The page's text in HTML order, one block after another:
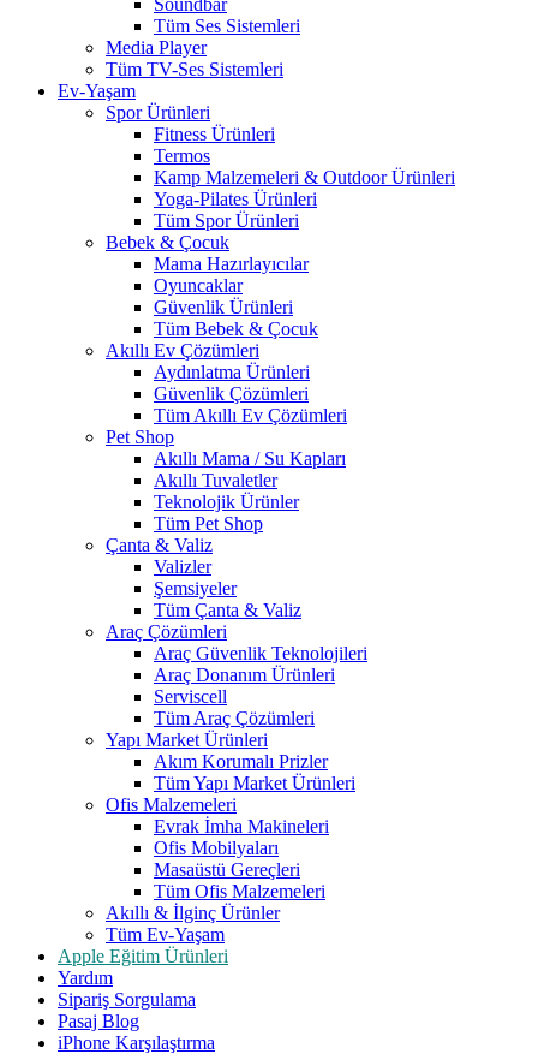
Soundbar
Tüm Ses Sistemleri
Media Player
Tüm TV-Ses Sistemleri
Ev-Yaşam
Spor Ürünleri
Fitness Ürünleri
Termos
Kamp Malzemeleri & Outdoor Ürünleri
Yoga-Pilates Ürünleri
Tüm Spor Ürünleri
Bebek & Çocuk
Mama Hazırlayıcılar
Oyuncaklar
Güvenlik Ürünleri
Tüm Bebek & Çocuk
Akıllı Ev Çözümleri
Aydınlatma Ürünleri
Güvenlik Çözümleri
Tüm Akıllı Ev Çözümleri
Pet Shop
Akıllı Mama / Su Kapları
Akıllı Tuvaletler
Teknolojik Ürünler
Tüm Pet Shop
Çanta & Valiz
Valizler
Şemsiyeler
Tüm Çanta & Valiz
Araç Çözümleri
Araç Güvenlik Teknolojileri
Araç Donanım Ürünleri
Serviscell
Tüm Araç Çözümleri
Yapı Market Ürünleri
Akım Korumalı Prizler
Tüm Yapı Market Ürünleri
Ofis Malzemeleri
Evrak İmha Makineleri
Ofis Mobilyaları
Masaüstü Gereçleri
Tüm Ofis Malzemeleri
Akıllı & İlginç Ürünler
Tüm Ev-Yaşam
Apple Eğitim Ürünleri
Yardım
Sipariş Sorgulama
Pasaj Blog
iPhone Karşılaştırma